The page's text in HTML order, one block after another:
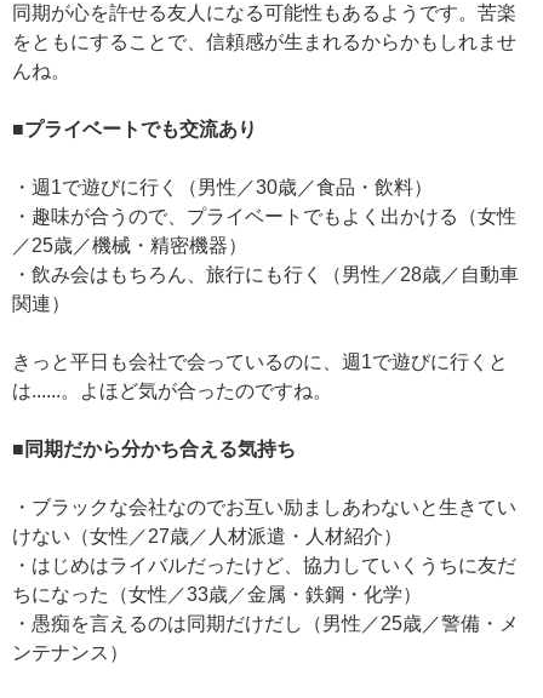
同期が心を許せる友人になる可能性もあるようです。苦楽
をともにすることで、信頼感が生まれるからかもしれませ
んね。
■プライベートでも交流あり
・週1で遊びに行く（男性／30歳／食品・飲料）
・趣味が合うので、プライベートでもよく出かける（女性
／25歳／機械・精密機器）
・飲み会はもちろん、旅行にも行く（男性／28歳／自動車
関連）
きっと平日も会社で会っているのに、週1で遊びに行くと
は......。よほど気が合ったのですね。
■同期だから分かち合える気持ち
・ブラックな会社なのでお互い励ましあわないと生きてい
けない（女性／27歳／人材派遣・人材紹介）
・はじめはライバルだったけど、協力していくうちに友だ
ちになった（女性／33歳／金属・鉄鋼・化学）
・愚痴を言えるのは同期だけだし（男性／25歳／警備・メ
ンテナンス）